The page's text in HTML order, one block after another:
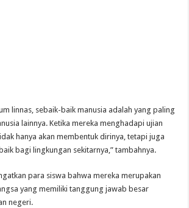
linnas, sebaik-baik manusia adalah yang paling
lainnya. Ketika mereka menghadapi ujian
hanya akan membentuk dirinya, tetapi juga
bagi lingkungan sekitarnya,” tambahnya.
para siswa bahwa mereka merupakan
yang memiliki tanggung jawab besar
negeri.